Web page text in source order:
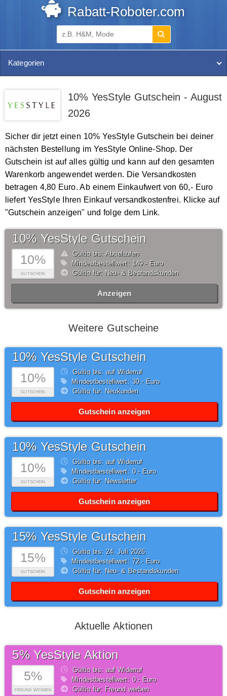
Rabatt-Roboter.com
Kategorien
10% YesStyle Gutschein - August
2026
Sicher dir jetzt einen 10% YesStyle Gutschein bei deiner
nächsten Bestellung im YesStyle Online-Shop. Der
Gutschein ist auf alles gültig und kann auf den gesamten
Warenkorb angewendet werden. Die Versandkosten
betragen 4,80 Euro. Ab einem Einkaufwert von 60,- Euro
liefert YesStyle Ihren Einkauf versandkostenfrei. Klicke auf
"Gutschein anzeigen" und folge dem Link.
10%
GUTSCHEIN
10% YesStyle Gutschein
Gültig bis: Abgelaufen
Mindestbestellwert: 149,- Euro
Gültig für: Neu- & Bestandskunden
Anzeigen
Weitere Gutscheine
10%
GUTSCHEIN
10% YesStyle Gutschein
Gültig bis: auf Widerruf
Mindestbestellwert: 30,- Euro
Gültig für: Neukunden
Gutschein anzeigen
10%
GUTSCHEIN
10% YesStyle Gutschein
Gültig bis: auf Widerruf
Mindestbestellwert: 0,- Euro
Gültig für: Newsletter
Gutschein anzeigen
15%
GUTSCHEIN
15% YesStyle Gutschein
Gültig bis: 24.Juli2026
Mindestbestellwert: 72,- Euro
Gültig für: Neu- & Bestandskunden
Gutschein anzeigen
Aktuelle Aktionen
5%
FREUND WERBEN
5% YesStyle Aktion
Gültig bis: auf Widerruf
Mindestbestellwert: 0,- Euro
Gültig für: Freund werben